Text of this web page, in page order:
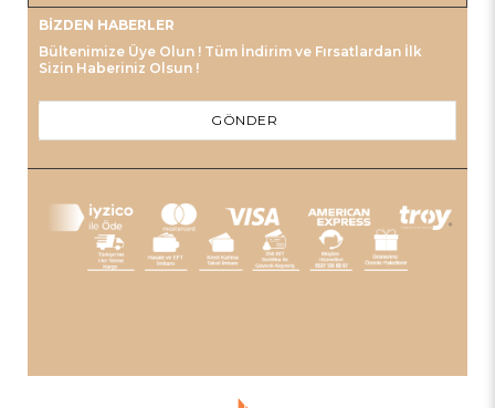
BIZDEN HABERLER
Bültenimize Üye Olun ! Tüm İndirim ve Fırsatlardan İlk
Sizin Haberiniz Olsun !
GÖNDER